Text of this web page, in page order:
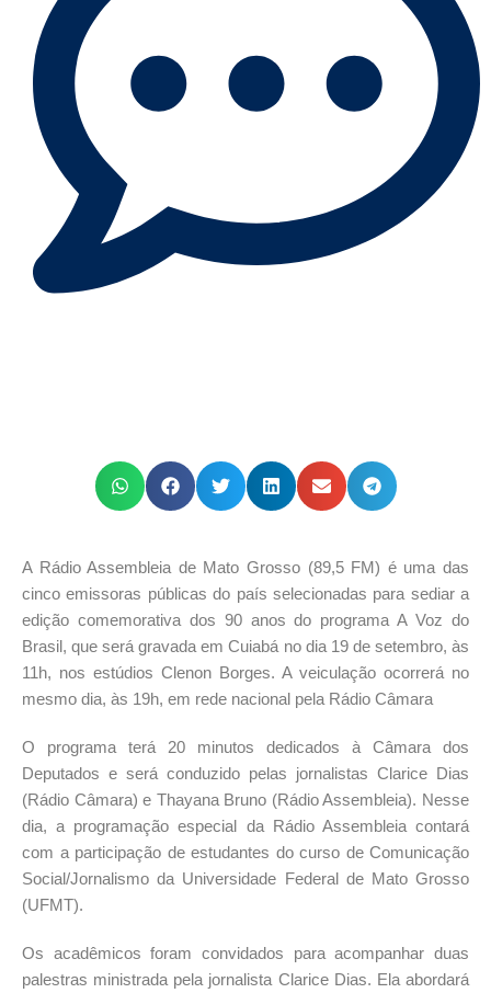
A Rádio Assembleia de Mato Grosso (89,5 FM) é uma das
cinco emissoras públicas do país selecionadas para sediar a
edição comemorativa dos 90 anos do programa A Voz do
Brasil, que será gravada em Cuiabá no dia 19 de setembro, às
11h, nos estúdios Clenon Borges. A veiculação ocorrerá no
mesmo dia, às 19h, em rede nacional pela Rádio Câmara
O programa terá 20 minutos dedicados à Câmara dos
Deputados e será conduzido pelas jornalistas Clarice Dias
(Rádio Câmara) e Thayana Bruno (Rádio Assembleia). Nesse
dia, a programação especial da Rádio Assembleia contará
com a participação de estudantes do curso de Comunicação
Social/Jornalismo da Universidade Federal de Mato Grosso
(UFMT).
Os acadêmicos foram convidados para acompanhar duas
palestras ministrada pela jornalista Clarice Dias. Ela abordará